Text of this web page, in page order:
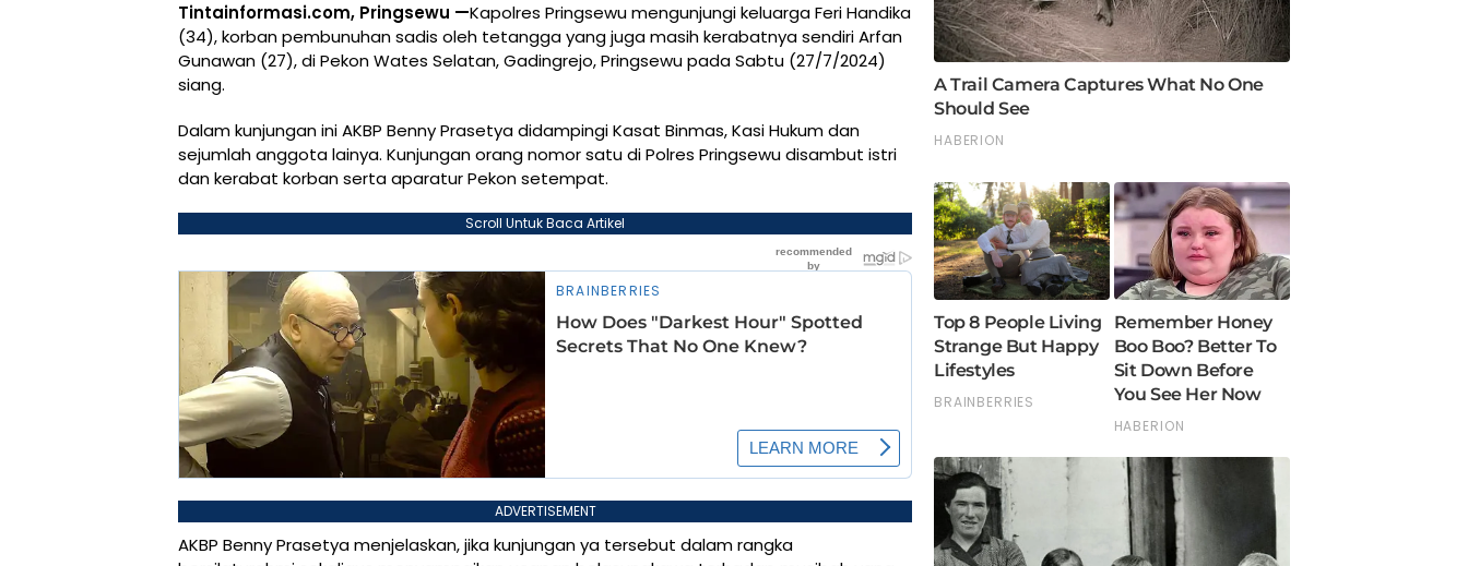
Tintainformasi.com, Pringsewu —Kapolres Pringsewu mengunjungi keluarga Feri Handika
(34), korban pembunuhan sadis oleh tetangga yang juga masih kerabatnya sendiri Arfan
Gunawan (27), di Pekon Wates Selatan, Gadingrejo, Pringsewu pada Sabtu (27/7/2024)
siang.
Dalam kunjungan ini AKBP Benny Prasetya didampingi Kasat Binmas, Kasi Hukum dan
sejumlah anggota lainya. Kunjungan orang nomor satu di Polres Pringsewu disambut istri
dan kerabat korban serta aparatur Pekon setempat.
Scroll Untuk Baca Artikel
ADVERTISEMENT
AKBP Benny Prasetya menjelaskan, jika kunjungan ya tersebut dalam rangka